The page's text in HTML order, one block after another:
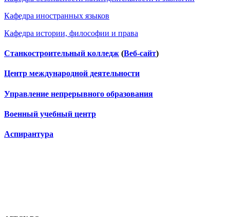
Кафедра иностранных языков
Кафедра истории, философии и права
Станкостроительный колледж (Веб-сайт)
Центр международной деятельности
Управление непрерывного образования
Военный учебный центр
Аспирантура